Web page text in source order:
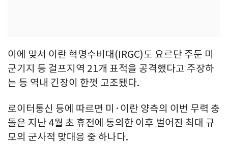
이에 맞서 이란 혁명수비대(IRGC)도 요르단 주둔 미
군기지 등 걸프지역 21개 표적을 공격했다고 주장하
는 등 역내 긴장이 한껏 고조됐다.
로이터통신 등에 따르면 미·이란 양측의 이번 무력 충
돌은 지난 4월 초 휴전에 동의한 이후 벌어진 최대 규
모의 군사적 맞대응 중 하나다.